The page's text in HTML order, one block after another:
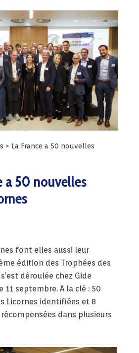
> La France a 50 nouvelles
a 50 nouvelles
font elles aussi leur
édition des Trophées des
déroulée chez Gide
11 septembre. A la clé : 50
Licornes identifiées et 8
dans plusieurs